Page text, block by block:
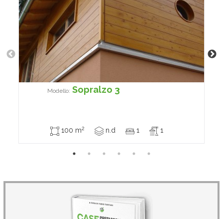
Modello: Sopralzo 3
100 m2 n.d 1 1